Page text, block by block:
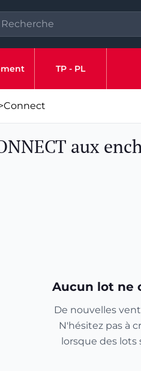
TP - PL
Connect
aux
Aucun lot ne
De nouvelles
N'hésitez pas à
lorsque des lots